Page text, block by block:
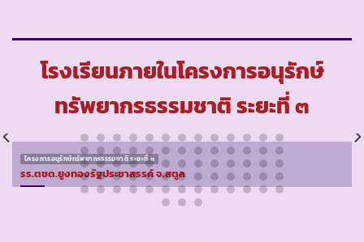
โรงเรียนภายในโครงการอนุรักษ์
ทรัพยากรธรรมชาติ ระยะที่ ๓
โครงการอนุรักษ์ทรัพยากรธรรมชาติ ระยะที่ ๓
รร.ตชด.ยูงทองรัฐประชาสรรค์ จ.สตูล